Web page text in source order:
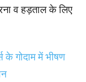
व हड़ताल के लिए
के गोदाम में भीषण